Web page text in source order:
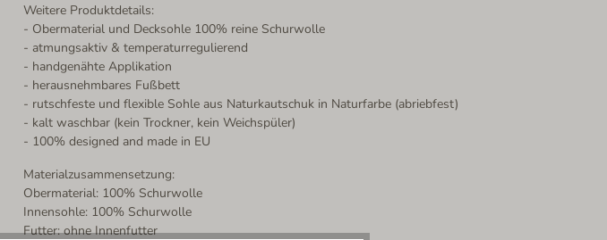
Weitere Produktdetails:
- Obermaterial und Decksohle 100% reine Schurwolle
- atmungsaktiv & temperaturregulierend
- handgenähte Applikation
- herausnehmbares Fußbett
- rutschfeste und flexible Sohle aus Naturkautschuk in Naturfarbe (abriebfest)
- kalt waschbar (kein Trockner, kein Weichspüler)
- 100% designed and made in EU
Materialzusammensetzung:
Obermaterial: 100% Schurwolle
Innensohle: 100% Schurwolle
Futter: ohne Innenfutter